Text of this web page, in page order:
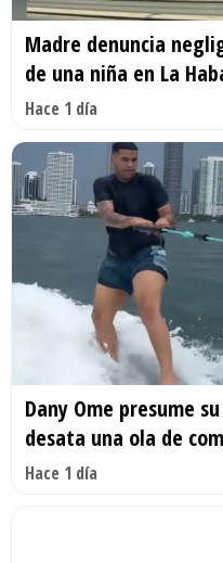
Madre denuncia
de una niña en La
Hace 1 día
Dany Ome presume
desata una ola de
Hace 1 día